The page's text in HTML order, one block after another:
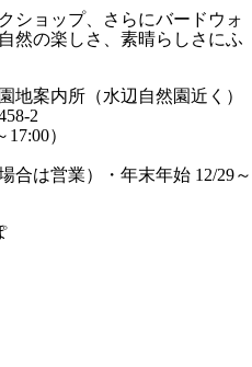
ショップ、さらにバードウォ
然の楽しさ、素晴らしさにふ
地案内所（水辺自然園近く）
2
）
合は営業）・年末年始 12/29～